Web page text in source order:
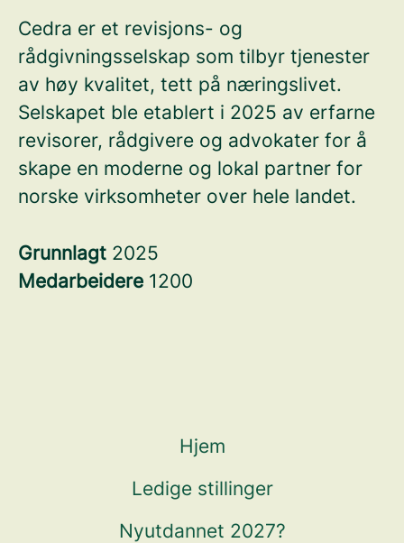
Cedra er et revisjons- og
rådgivningsselskap som tilbyr tjenester
av høy kvalitet, tett på næringslivet.
Selskapet ble etablert i 2025 av erfarne
revisorer, rådgivere og advokater for å
skape en moderne og lokal partner for
norske virksomheter over hele landet.
Grunnlagt 2025
Medarbeidere 1200
Hjem
Ledige stillinger
Nyutdannet 2027?